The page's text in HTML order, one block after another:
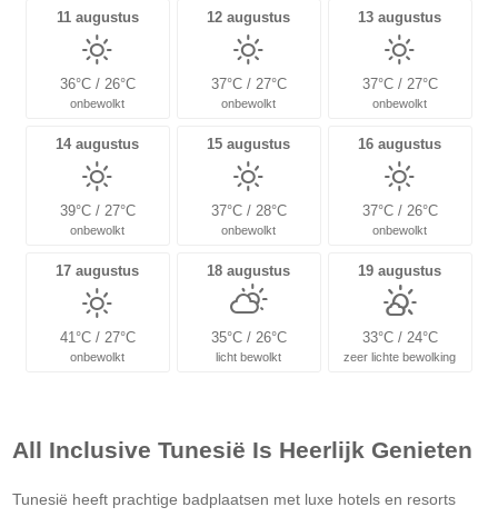
11 augustus
36°C / 26°C
onbewolkt
12 augustus
37°C / 27°C
onbewolkt
13 augustus
37°C / 27°C
onbewolkt
14 augustus
39°C / 27°C
onbewolkt
15 augustus
37°C / 28°C
onbewolkt
16 augustus
37°C / 26°C
onbewolkt
17 augustus
41°C / 27°C
onbewolkt
18 augustus
35°C / 26°C
licht bewolkt
19 augustus
33°C / 24°C
zeer lichte bewolking
All Inclusive Tunesië Is Heerlijk Genieten
Tunesië heeft prachtige badplaatsen met luxe hotels en resorts